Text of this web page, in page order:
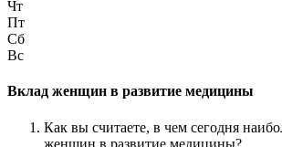
Чт
Пт
Сб
Вс
Вклад женщин в развитие медицины
Как вы считаете, в чем сегодня
женщин в развитие медицины?